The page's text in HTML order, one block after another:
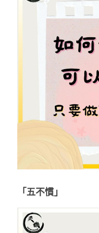
民主派騙案十式
反華推手起底
美西霸凌內幕
美西極權主義
真相直擊
極端暴恐實錄
林淑芳專欄
屈穎妍專欄
朱庭萱專欄
莫綺琪專欄
黃萬成專欄
招國偉專欄
高松傑專欄
林伯強專欄
馮煒光專欄
趙處機專欄
絕密法庭檔案
醫院口岸爆炸案
屠龍小隊案
黎智英案審訊
支聯會案
35+顛覆案
吃喝玩指南
休閒好介紹
親子
花生仔漫畫週記
關於我們
人才招聘
投稿熱線
商戶合作
支持讚助
條款及細則
關於我們
繁體中文
繁體中文
「五不慣」